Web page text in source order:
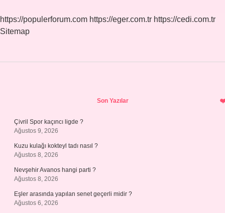
https://populerforum.com https://eger.com.tr https://cedi.com.tr
Sitemap
Son Yazılar
Çivril Spor kaçıncı ligde ?
Ağustos 9, 2026
Kuzu kulağı kokteyl tadı nasıl ?
Ağustos 8, 2026
Nevşehir Avanos hangi parti ?
Ağustos 8, 2026
Eşler arasında yapılan senet geçerli midir ?
Ağustos 6, 2026